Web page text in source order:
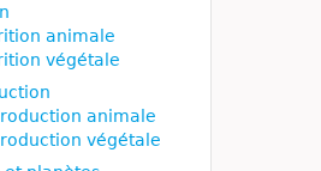
animale
végétale
naturelles et
animale
végétale
animale
végétale